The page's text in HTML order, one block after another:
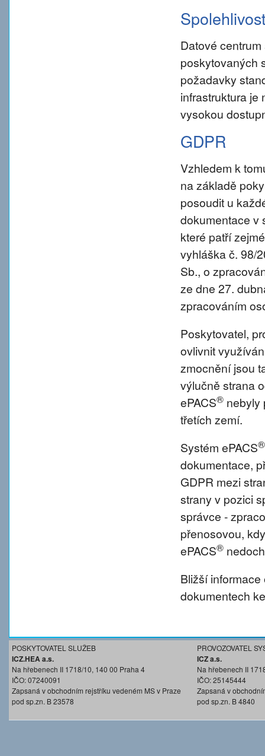
Spolehlivost
Datové
poskytovaných
požadavky
infrastruktura je
vysokou
GDPR
Vzhledem k
na základě
posoudit u
dokumentace v
které patří
vyhláška č. 98/
Sb., o
ze dne 27.
zpracováním
Poskytovatel,
ovlivnit
zmocnění jsou
výlučně strana
ePACS® nebyly
třetích zemí.
Systém ePACS®
dokumentace,
GDPR mezi
strany v pozici
správce -
přenosovou,
ePACS®
Bližší
dokumentech
POSKYTOVATEL SLUŽEB
ICZ.HEA a.s.
Na hřebenech II 1718/10, 140 00 Praha 4
IČO: 07240091
Zapsaná v obchodním rejstříku vedeném MS v Praze
pod sp.zn. B 23578
PROVOZOVATEL
ICZ a.s.
Na hřebenech II
IČO: 25145444
Zapsaná v
pod sp.zn. B 4840